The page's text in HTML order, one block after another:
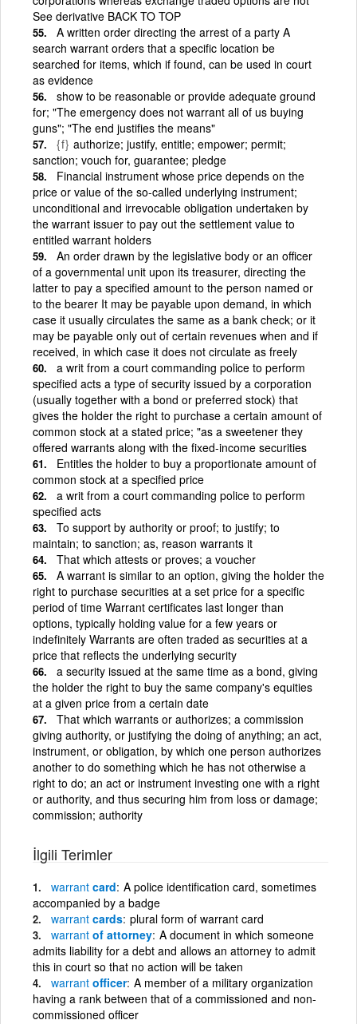
See derivative BACK TO TOP
A written order directing the arrest of a party A
search warrant orders that a specific location be
searched for items, which if found, can be used in court
as evidence
show to be reasonable or provide adequate ground
for; "The emergency does not warrant all of us buying
guns"; "The end justifies the means"
{f} authorize; justify, entitle; empower; permit;
sanction; vouch for, guarantee; pledge
Financial instrument whose price depends on the
price or value of the so-called underlying instrument;
unconditional and irrevocable obligation undertaken by
the warrant issuer to pay out the settlement value to
entitled warrant holders
An order drawn by the legislative body or an officer
of a governmental unit upon its treasurer, directing the
latter to pay a specified amount to the person named or
to the bearer It may be payable upon demand, in which
case it usually circulates the same as a bank check; or it
may be payable only out of certain revenues when and if
received, in which case it does not circulate as freely
a writ from a court commanding police to perform
specified acts a type of security issued by a corporation
(usually together with a bond or preferred stock) that
gives the holder the right to purchase a certain amount of
common stock at a stated price; "as a sweetener they
offered warrants along with the fixed-income securities
Entitles the holder to buy a proportionate amount of
common stock at a specified price
a writ from a court commanding police to perform
specified acts
To support by authority or proof; to justify; to
maintain; to sanction; as, reason warrants it
That which attests or proves; a voucher
A warrant is similar to an option, giving the holder the
right to purchase securities at a set price for a specific
period of time Warrant certificates last longer than
options, typically holding value for a few years or
indefinitely Warrants are often traded as securities at a
price that reflects the underlying security
a security issued at the same time as a bond, giving
the holder the right to buy the same company's equities
at a given price from a certain date
That which warrants or authorizes; a commission
giving authority, or justifying the doing of anything; an act,
instrument, or obligation, by which one person authorizes
another to do something which he has not otherwise a
right to do; an act or instrument investing one with a right
or authority, and thus securing him from loss or damage;
commission; authority
İlgili Terimler
warrant card A police identification card, sometimes
accompanied by a badge
warrant cards plural form of warrant card
warrant of attorney A document in which someone
admits liability for a debt and allows an attorney to admit
this in court so that no action will be taken
warrant officer A member of a military organization
having a rank between that of a commissioned and non-
commissioned officer